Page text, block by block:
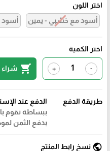
اختر اللون
أسود مع خشبي - يمين
اختر الكمية
-
+
shopping_cart شراء
طريقة الدفع
الدفع عند
ببساطة نقوم
بدفع الثمن
public نسخ رابط المنتج